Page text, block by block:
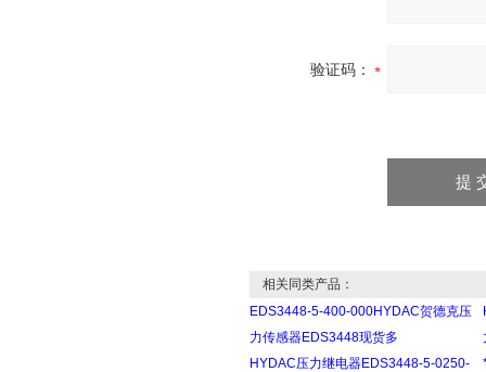
验证码：
相关同类产品：
EDS3448-5-400-000HYDAC贺德克压
力传感器EDS3448现货多
HYDAC压力继电器EDS3448-5-0250-